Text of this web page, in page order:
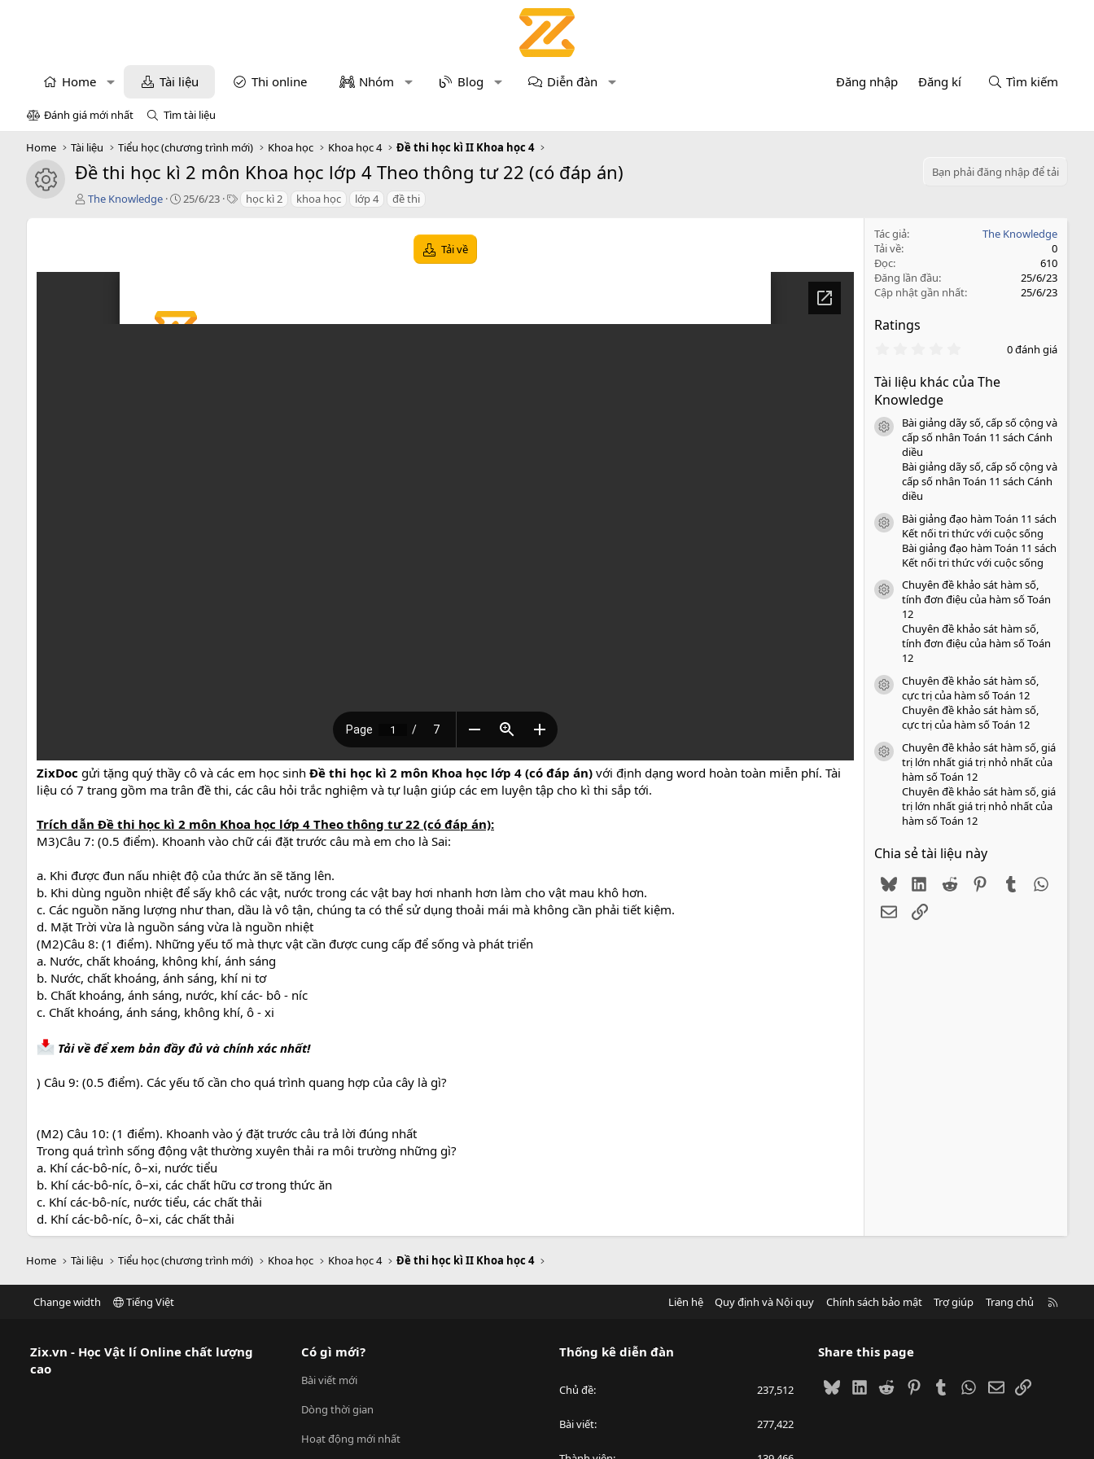
Home Tài liệu Thi online Nhóm Blog Diễn đàn Đăng nhập Đăng kí Tìm kiếm
Đánh giá mới nhất Tìm tài liệu
Home Tài liệu Tiểu học (chương trình mới) Khoa học Khoa học 4 Đề thi học kì II Khoa học 4
icon tài liệu
Đề thi học kì 2 môn Khoa học lớp 4 Theo thông tư 22 (có đáp án)
Bạn phải đăng nhập để tải
T
ả
The Knowledge
C
d
25/6/23
T học kì 2 khoa học lớp 4 đề thi
Tải về
ZixDoc gửi tặng quý thầy cô và các em học sinh Đề thi học kì 2 môn Khoa học lớp 4 (có đáp án) với định dạng word hoàn toàn miễn phí. Tài
liệu có 7 trang gồm ma trân đề thi, các câu hỏi trắc nghiệm và tự luận giúp các em luyện tập cho kì thi sắp tới.
Trích dẫn Đề thi học kì 2 môn Khoa học lớp 4 Theo thông tư 22 (có đáp án):
M3)Câu 7: (0.5 điểm). Khoanh vào chữ cái đặt trước câu mà em cho là Sai:
a. Khi được đun nấu nhiệt độ của thức ăn sẽ tăng lên.
b. Khi dùng nguồn nhiệt để sấy khô các vật, nước trong các vật bay hơi nhanh hơn làm cho vật mau khô hơn.
c. Các nguồn năng lượng như than, dầu là vô tận, chúng ta có thể sử dụng thoải mái mà không cần phải tiết kiệm.
d. Mặt Trời vừa là nguồn sáng vừa là nguồn nhiệt
(M2)Câu 8: (1 điểm). Những yếu tố mà thực vật cần được cung cấp để sống và phát triển
a. Nước, chất khoáng, không khí, ánh sáng
b. Nước, chất khoáng, ánh sáng, khí ni tơ
b. Chất khoáng, ánh sáng, nước, khí các- bô - níc
c. Chất khoáng, ánh sáng, không khí, ô - xi
Tải về để xem bản đầy đủ và chính xác nhất!
) Câu 9: (0.5 điểm). Các yếu tố cần cho quá trình quang hợp của cây là gì?
(M2) Câu 10: (1 điểm). Khoanh vào ý đặt trước câu trả lời đúng nhất
Trong quá trình sống động vật thường xuyên thải ra môi trường những gì?
a. Khí các-bô-níc, ô–xi, nước tiểu
b. Khí các-bô-níc, ô–xi, các chất hữu cơ trong thức ăn
c. Khí các-bô-níc, nước tiểu, các chất thải
d. Khí các-bô-níc, ô–xi, các chất thải
Tác giả
The Knowledge
Tải về
0
Đọc
610
Đăng lần đầu
25/6/23
Cập nhật gần nhất
25/6/23
Ratings
0
0
o
0 đánh giá
Tài liệu khác của The
Knowledge
icon tài liệu
Bài giảng dãy số, cấp số cộng và
cấp số nhân Toán 11 sách Cánh
diều
Bài giảng dãy số, cấp số cộng và
cấp số nhân Toán 11 sách Cánh
diều
icon tài liệu
Bài giảng đạo hàm Toán 11 sách
Kết nối tri thức với cuộc sống
Bài giảng đạo hàm Toán 11 sách
Kết nối tri thức với cuộc sống
icon tài liệu
Chuyên đề khảo sát hàm số,
tính đơn điệu của hàm số Toán
12
Chuyên đề khảo sát hàm số,
tính đơn điệu của hàm số Toán
12
icon tài liệu
Chuyên đề khảo sát hàm số,
cực trị của hàm số Toán 12
Chuyên đề khảo sát hàm số,
cực trị của hàm số Toán 12
icon tài liệu
Chuyên đề khảo sát hàm số, giá
trị lớn nhất giá trị nhỏ nhất của
hàm số Toán 12
Chuyên đề khảo sát hàm số, giá
trị lớn nhất giá trị nhỏ nhất của
hàm số Toán 12
Chia sẻ tài liệu này
BlueskyLinkedIn
Reddit PinterestTumblr
EmailLink
Home Tài liệu Tiểu học (chương trình mới) Khoa học Khoa học 4 Đề thi học kì II Khoa học 4
Change width Tiếng Việt Liên hệ Quy định và Nội quy Chính sách bảo mật Trợ giúp Trang chủ
Zix.vn - Học Vật lí Online chất lượng
cao
Có gì mới?
Bài viết mới
Dòng thời gian
Hoạt động mới nhất
Thống kê diễn đàn
Chủ đề 237,512
Bài viết 277,422
Share this page
BlueskyLinkedIn
Reddit PinterestTumblrWhatsApp
EmailLink